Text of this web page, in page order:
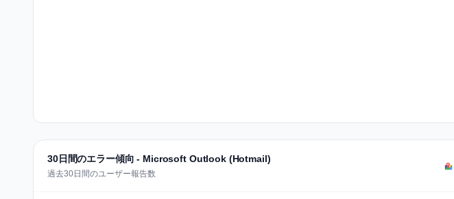
30日間のエラー傾向 - Microsoft Outlook (Hotmail)
過去30日間のユーザー報告数